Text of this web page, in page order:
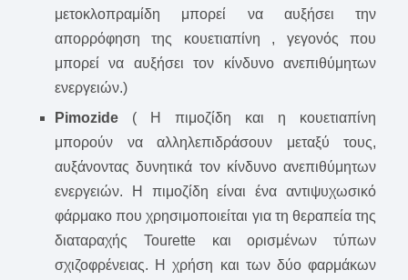
μετοκλοπραμίδη μπορεί να αυξήσει την
απορρόφηση της κουετιαπίνη , γεγονός που
μπορεί να αυξήσει τον κίνδυνο ανεπιθύμητων
ενεργειών.)
Pimozide ( Η πιμοζίδη και η κουετιαπίνη
μπορούν να αλληλεπιδράσουν μεταξύ τους,
αυξάνοντας δυνητικά τον κίνδυνο ανεπιθύμητων
ενεργειών. Η πιμοζίδη είναι ένα αντιψυχωσικό
φάρμακο που χρησιμοποιείται για τη θεραπεία της
διαταραχής Tourette και ορισμένων τύπων
σχιζοφρένειας. Η χρήση και των δύο φαρμάκων